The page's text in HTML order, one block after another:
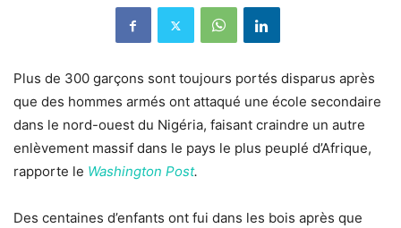
Plus de 300 garçons sont toujours portés disparus après
que des hommes armés ont attaqué une école secondaire
dans le nord-ouest du Nigéria, faisant craindre un autre
enlèvement massif dans le pays le plus peuplé d’Afrique,
rapporte le Washington Post.
Des centaines d’enfants ont fui dans les bois après que